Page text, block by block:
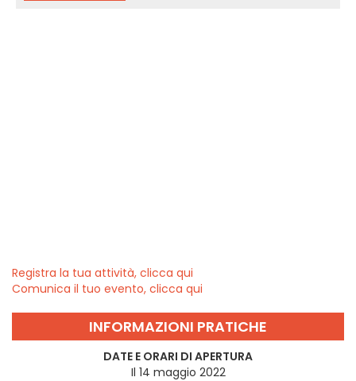
Registra la tua attività, clicca qui
Comunica il tuo evento, clicca qui
INFORMAZIONI PRATICHE
DATE E ORARI DI APERTURA
Il 14 maggio 2022